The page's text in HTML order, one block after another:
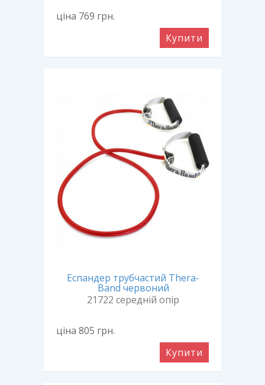
ціна 769 грн.
Купити
Еспандер трубчастий Thera-
Band червоний
21722 середній опір
ціна 805 грн.
Купити